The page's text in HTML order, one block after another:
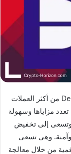
تعتبر عملة ddx الرقمية عملة مشروع DerivaDAO من أكثر العملات
مزاياها وسهولة
إلى تخفيض
وهي تسعى
من خلال معالجة